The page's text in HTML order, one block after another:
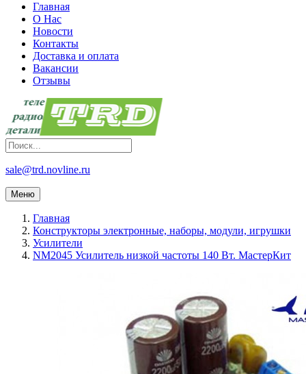
Главная
О Нас
Новости
Контакты
Доставка и оплата
Вакансии
Отзывы
sale@trd.novline.ru
Меню
Главная
Конструкторы электронные, наборы, модули, игрушки
Усилители
NM2045 Усилитель низкой частоты 140 Вт. МастерКит